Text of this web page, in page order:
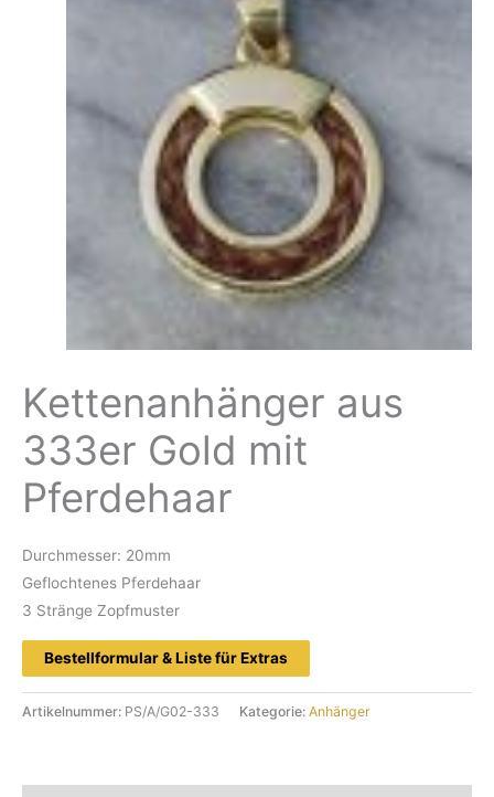
Kettenanhänger aus
333er Gold mit
Pferdehaar
Durchmesser: 20mm
Geflochtenes Pferdehaar
3 Stränge Zopfmuster
Bestellformular & Liste für Extras
Artikelnummer: PS/A/G02-333 Kategorie: Anhänger